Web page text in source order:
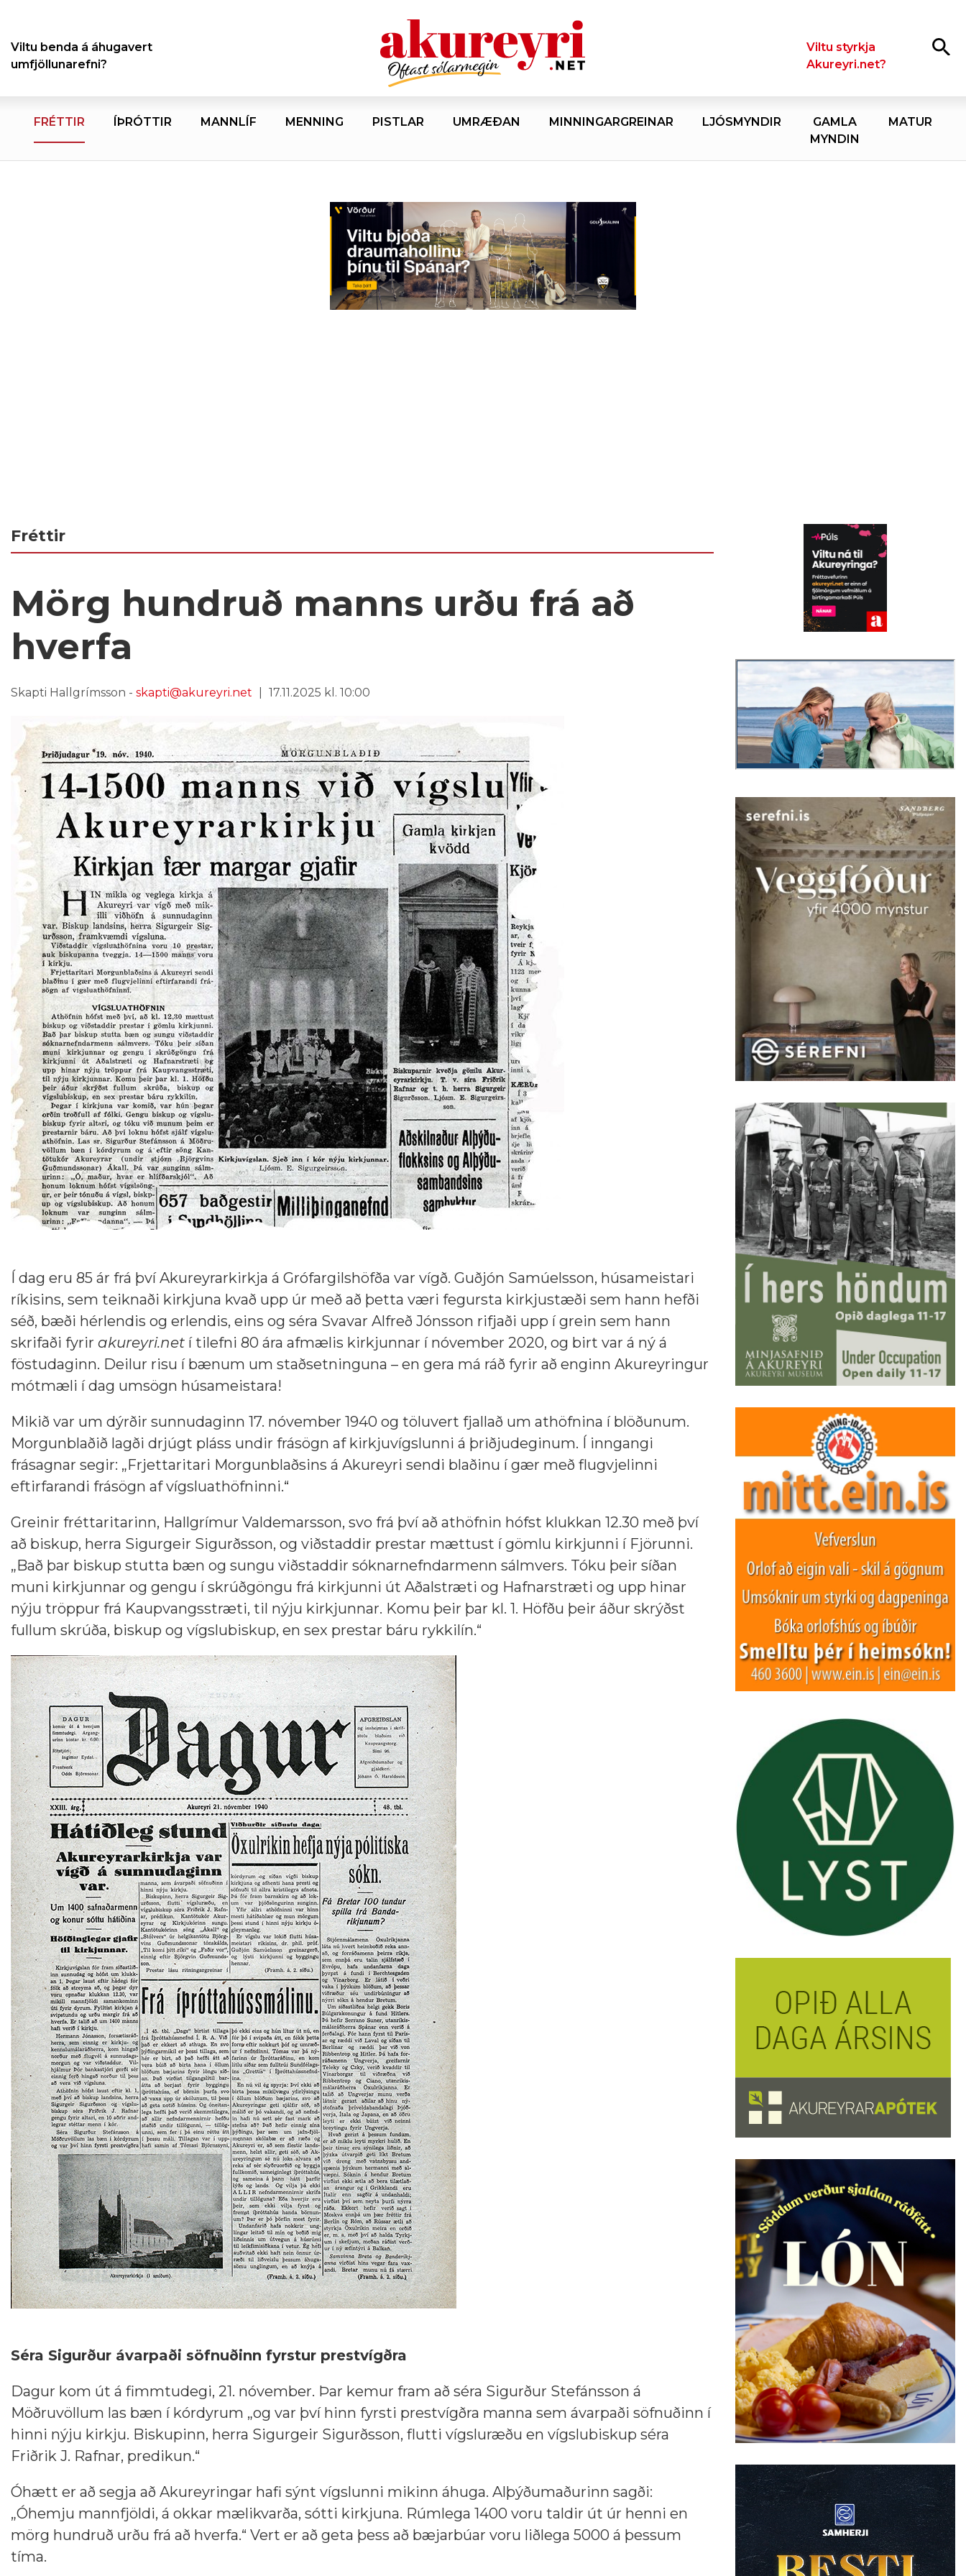
Leita
Viltu benda á áhugavert
umfjöllunarefni?
Viltu styrkja
Akureyri.net?
FRÉTTIR ÍÞRÓTTIR MANNLÍF MENNING PISTLAR UMRÆÐAN MINNINGARGREINAR LJÓSMYNDIR
GAMLA
MYNDIN
MATUR
Fréttir
Mörg hundruð manns urðu frá að
hverfa
Skapti Hallgrímsson - skapti@akureyri.net 17.11.2025 kl. 10:00
Í dag eru 85 ár frá því Akureyrarkirkja á Grófargilshöfða var vígð. Guðjón Samúelsson, húsameistari
ríkisins, sem teiknaði kirkjuna kvað upp úr með að þetta væri fegursta kirkjustæði sem hann hefði
séð, bæði hérlendis og erlendis, eins og séra Svavar Alfreð Jónsson rifjaði upp í grein sem hann
skrifaði fyrir akureyri.net í tilefni 80 ára afmælis kirkjunnar í nóvember 2020, og birt var á ný á
föstudaginn. Deilur risu í bænum um staðsetninguna – en gera má ráð fyrir að enginn Akureyringur
mótmæli í dag umsögn húsameistara!
Mikið var um dýrðir sunnudaginn 17. nóvember 1940 og töluvert fjallað um athöfnina í blöðunum.
Morgunblaðið lagði drjúgt pláss undir frásögn af kirkjuvígslunni á þriðjudeginum. Í inngangi
frásagnar segir: „Frjettaritari Morgunblaðsins á Akureyri sendi blaðinu í gær með flugvjelinni
eftirfarandi frásögn af vígsluathöfninni.“
Greinir fréttaritarinn, Hallgrímur Valdemarsson, svo frá því að athöfnin hófst klukkan 12.30 með því
að biskup, herra Sigurgeir Sigurðsson, og viðstaddir prestar mættust í gömlu kirkjunni í Fjörunni.
„Bað þar biskup stutta bæn og sungu viðstaddir sóknarnefndarmenn sálmvers. Tóku þeir síðan
muni kirkjunnar og gengu í skrúðgöngu frá kirkjunni út Aðalstræti og Hafnarstræti og upp hinar
nýju tröppur frá Kaupvangsstræti, til nýju kirkjunnar. Komu þeir þar kl. 1. Höfðu þeir áður skrýðst
fullum skrúða, biskup og vígslubiskup, en sex prestar báru rykkilín.“
Séra Sigurður ávarpaði söfnuðinn fyrstur prestvígðra
Dagur kom út á fimmtudegi, 21. nóvember. Þar kemur fram að séra Sigurður Stefánsson á
Möðruvöllum las bæn í kórdyrum „og var því hinn fyrsti prestvígðra manna sem ávarpaði söfnuðinn í
hinni nýju kirkju. Biskupinn, herra Sigurgeir Sigurðsson, flutti vígsluræðu en vígslubiskup séra
Friðrik J. Rafnar, predikun.“
Óhætt er að segja að Akureyringar hafi sýnt vígslunni mikinn áhuga. Alþýðumaðurinn sagði:
„Óhemju mannfjöldi, á okkar mælikvarða, sótti kirkjuna. Rúmlega 1400 voru taldir út úr henni en
mörg hundruð urðu frá að hverfa.“ Vert er að geta þess að bæjarbúar voru liðlega 5000 á þessum
tíma.